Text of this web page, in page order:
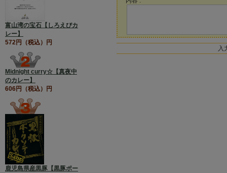
富山湾の宝石【しろえびカ
レー】
572円（税込）円
Midnight curry☆【真夜中
のカレー】
606円（税込）円
鹿児島県産黒豚【黒豚ポー
入